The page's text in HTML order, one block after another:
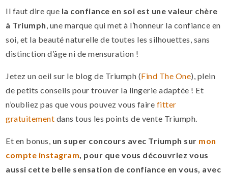
Il faut dire que la confiance en soi est une valeur chère
à Triumph, une marque qui met à l’honneur la confiance en
soi, et la beauté naturelle de toutes les silhouettes, sans
distinction d’âge ni de mensuration !
Jetez un oeil sur le blog de Triumph (Find The One), plein
de petits conseils pour trouver la lingerie adaptée ! Et
n’oubliez pas que vous pouvez vous faire fitter
gratuitement dans tous les points de vente Triumph.
Et en bonus, un super concours avec Triumph sur mon
compte instagram, pour que vous découvriez vous
aussi cette belle sensation de confiance en vous, avec